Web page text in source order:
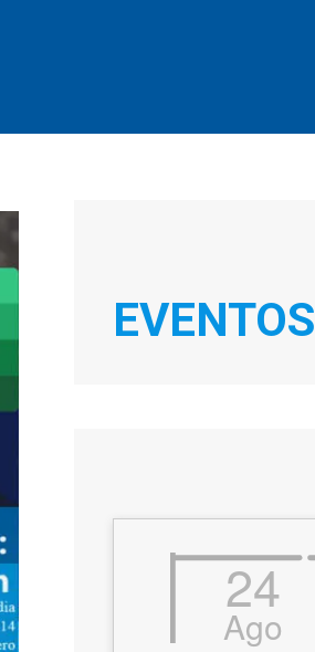
EVENTOS
24
Ago